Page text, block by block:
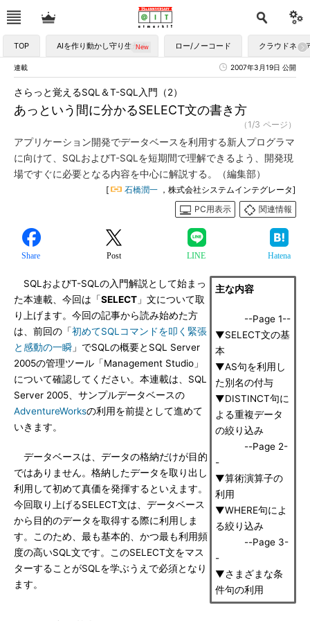
TOP AIを作り動かし守り生かす ロー/ノーコード クラウドネイ
連載 2007年3月19日 公開
あっという間に分かるSELECT文の書き方
さらっと覚えるSQL＆T-SQL入門（2）
（1/3 ページ）
アプリケーション開発でデータベースを利用する新人プログラマ
に向けて、SQLおよびT-SQLを短期間で理解できるよう、開発現
場ですぐに必要となる内容を中心に解説する。（編集部）
[ 石橋潤一 ，株式会社システムインテグレータ]
PC用表示
関連情報
Share Post LINE Hatena
主な内容
--Page 1--
▼SELECT文の基
本
▼AS句を利用し
た別名の付与
▼DISTINCT句に
よる重複データ
の絞り込み
--Page 2-
-
▼算術演算子の
利用
▼WHERE句によ
る絞り込み
--Page 3-
-
▼さまざまな条
件句の利用
SQLおよびT-SQLの入門解説として始まっ
た本連載、今回は「SELECT 」文について取
り上げます。今回の記事から読み始めた方
は、前回の「初めてSQLコマンドを叩く緊張
と感動の一瞬 」でSQLの概要とSQL Server
2005の管理ツール「Management Studio」
について確認してください。本連載は、SQL
Server 2005、サンプルデータベースの
AdventureWorksの利用を前提として進めて
いきます。
データベースは、データの格納だけが目的
ではありません。格納したデータを取り出し
利用して初めて真価を発揮するといえます。
今回取り上げるSELECT文は、データベース
から目的のデータを取得する際に利用しま
す。このため、最も基本的、かつ最も利用頻
度の高いSQL文です。このSELECT文をマス
ターすることがSQLを学ぶうえで必須となり
ます。